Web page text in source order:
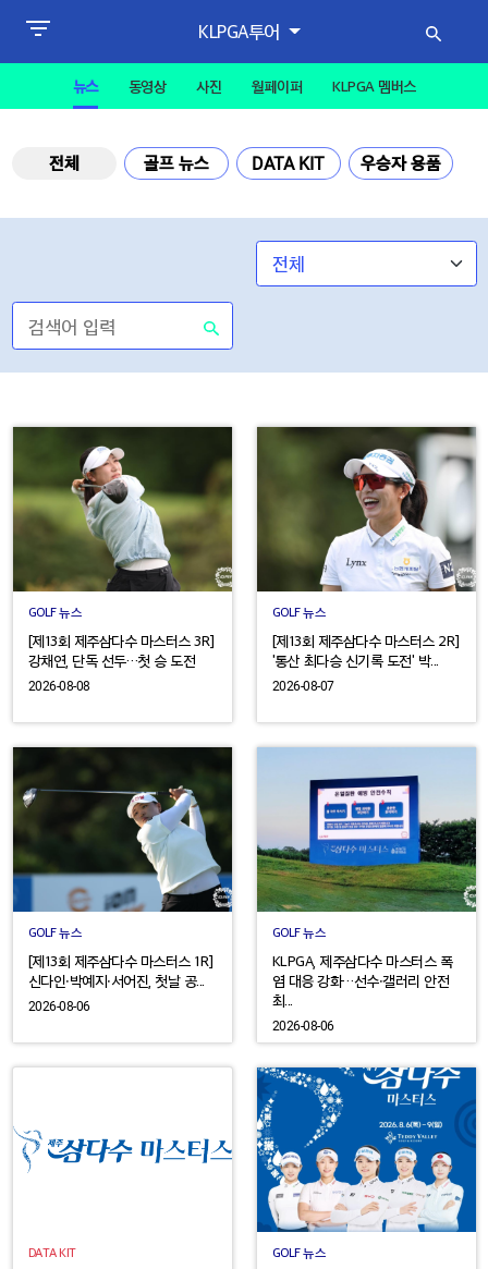
KLPGA투어
뉴스 동영상 사진 월페이퍼 KLPGA 멤버스
전체 골프 뉴스 DATA KIT 우승자 용품
GOLF 뉴스
[제13회 제주삼다수 마스터스 3R]
강채연, 단독 선두…첫 승 도전
2026-08-08
GOLF 뉴스
[제13회 제주삼다수 마스터스 2R]
'통산 최다승 신기록 도전' 박...
2026-08-07
GOLF 뉴스
[제13회 제주삼다수 마스터스 1R]
신다인·박예지·서어진, 첫날 공...
2026-08-06
GOLF 뉴스
KLPGA, 제주삼다수 마스터스 폭
염 대응 강화…선수·갤러리 안전
최...
2026-08-06
DATA KIT GOLF 뉴스